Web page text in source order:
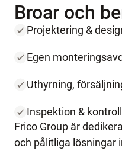
Broar och
Projektering &
Egen
Uthyrning,
Inspektion & kontroll
Frico Group är
och pålitliga lösningar